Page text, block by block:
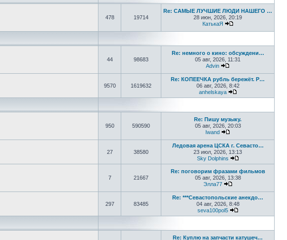
478 19714
Re: САМЫЕ ЛУЧШИЕ ЛЮДИ НАШЕГО …
28 июн, 2026, 20:19
КатькаЯ
44 98683
Re: немного о кино: обсуждени…
05 авг, 2026, 11:31
Advin
9570 1619632
Re: КОПЕЕЧКА рубль бережёт. Р…
06 авг, 2026, 8:42
anhelskaya
Перейти к
950 590590
Re: Пишу музыку.
05 авг, 2026, 20:03
Iwand
27 38580
Ледовая арена ЦСКА г. Севасто…
23 июл, 2026, 13:13
Sky Dolphins
Перейти к
7 21667
Re: поговорим фразами фильмов
05 авг, 2026, 13:38
Элла77
297 83485
Re: ***Севастопольские анекдо…
04 авг, 2026, 8:48
seva100pol5
Перейти к
Re: Куплю на запчасти катушеч…